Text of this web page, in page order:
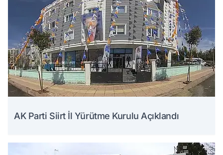
AK Parti Siirt İl Yürütme Kurulu Açıklandı